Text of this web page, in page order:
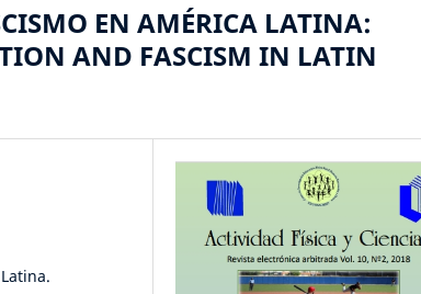
EN AMÉRICA LATINA:
AND FASCISM IN LATIN